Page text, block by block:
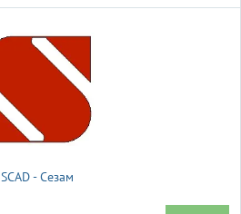
SCAD - Сезам